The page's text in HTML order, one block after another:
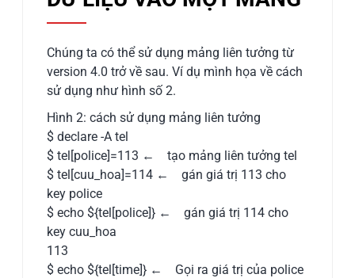
Chúng ta có thể sử dụng mảng liên tưởng từ
version 4.0 trở về sau. Ví dụ mình họa về cách
sử dụng như hình số 2.
Hình 2: cách sử dụng mảng liên tưởng
$ declare -A tel
$ tel[police]=113 ← tạo mảng liên tưởng tel
$ tel[cuu_hoa]=114 ← gán giá trị 113 cho
key police
$ echo ${tel[police]} ← gán giá trị 114 cho
key cuu_hoa
113
$ echo ${tel[time]} ← Gọi ra giá trị của police